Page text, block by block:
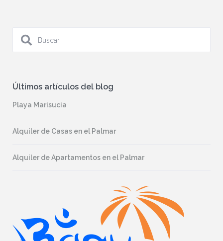
Últimos artículos del blog
Playa Marisucia
Alquiler de Casas en el Palmar
Alquiler de Apartamentos en el Palmar